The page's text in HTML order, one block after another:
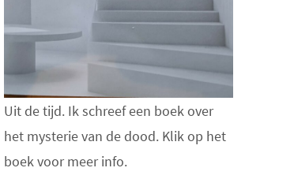
Uit de tijd. Ik schreef een boek over
het mysterie van de dood. Klik op het
boek voor meer info.